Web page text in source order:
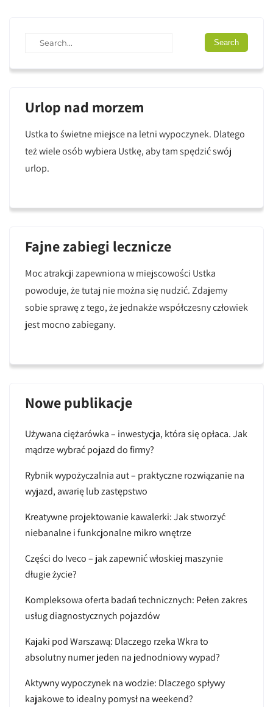
Urlop nad morzem
Ustka to świetne miejsce na letni wypoczynek. Dlatego
też wiele osób wybiera Ustkę, aby tam spędzić swój
urlop.
Fajne zabiegi lecznicze
Moc atrakcji zapewniona w miejscowości Ustka
powoduje, że tutaj nie można się nudzić. Zdajemy
sobie sprawę z tego, że jednakże współczesny człowiek
jest mocno zabiegany.
Nowe publikacje
Używana ciężarówka – inwestycja, która się opłaca. Jak
mądrze wybrać pojazd do firmy?
Rybnik wypożyczalnia aut – praktyczne rozwiązanie na
wyjazd, awarię lub zastępstwo
Kreatywne projektowanie kawalerki: Jak stworzyć
niebanalne i funkcjonalne mikro wnętrze
Części do Iveco – jak zapewnić włoskiej maszynie
długie życie?
Kompleksowa oferta badań technicznych: Pełen zakres
usług diagnostycznych pojazdów
Kajaki pod Warszawą: Dlaczego rzeka Wkra to
absolutny numer jeden na jednodniowy wypad?
Aktywny wypoczynek na wodzie: Dlaczego spływy
kajakowe to idealny pomysł na weekend?